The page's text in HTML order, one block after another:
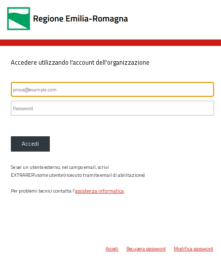
Accedere utilizzando l'account dell'organizzazione
Accedi
Se sei un utente esterno, nel campo email, scrivi
EXTRARER\nome utente(ricevuto tramite email di abilitazione)
Per problemi tecnici contatta l’assistenza informatica.
Accedi Recupera password Modifica password